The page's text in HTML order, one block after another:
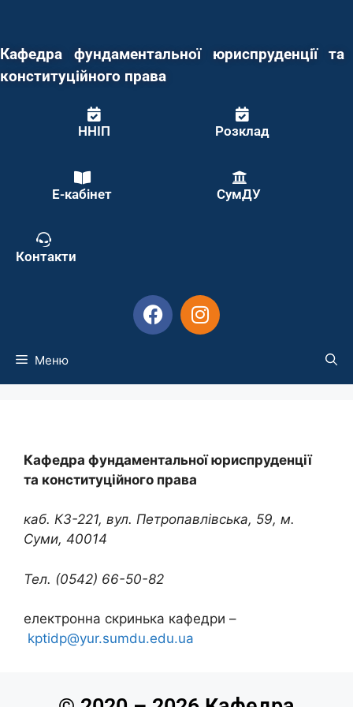
Кафедра фундаментальної юриспруденції та
конституційного права
ННІП Розклад
Е-кабінет СумДУ
Контакти
Меню
Кафедра фундаментальної юриспруденції
та конституційного права
каб. К3-221, вул. Петропавлівська, 59, м.
Суми, 40014
Тел. (0542) 66-50-82
електронна скринька кафедри –
kptidp@yur.sumdu.edu.ua